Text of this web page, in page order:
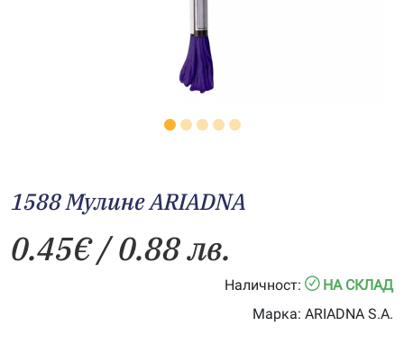
1588 Мулине АRIADNA
0.45€/ 0.88 лв.
Наличност:
НА СКЛАД
Марка: ARIADNA S.A.